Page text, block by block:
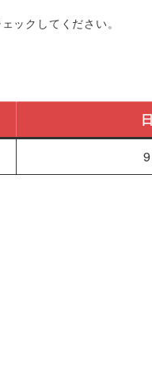
ックしてください。